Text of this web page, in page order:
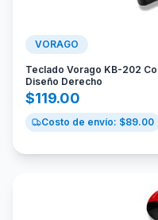
VORAGO
Teclado Vorago KB-202
Diseño Derecho
$119.00
Costo de envío: $89.00